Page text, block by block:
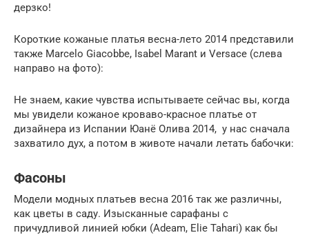
дерзко!
Короткие кожаные платья весна-лето 2014 представили
также Marcelo Giacobbe, Isabel Marant и Versace (слева
направо на фото):
Не знаем, какие чувства испытываете сейчас вы, когда
мы увидели кожаное кроваво-красное платье от
дизайнера из Испании Юанё Олива 2014, у нас сначала
захватило дух, а потом в животе начали летать бабочки:
Фасоны
Модели модных платьев весна 2016 так же различны,
как цветы в саду. Изысканные сарафаны с
причудливой линией юбки (Adeam, Elie Tahari) как бы